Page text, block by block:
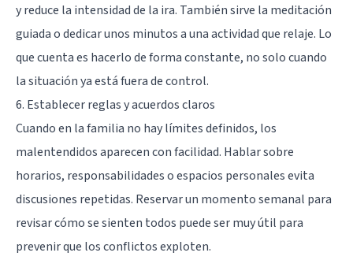
y reduce la intensidad de la ira. También sirve la meditación
guiada o dedicar unos minutos a una actividad que relaje. Lo
que cuenta es hacerlo de forma constante, no solo cuando
la situación ya está fuera de control.
6. Establecer reglas y acuerdos claros
Cuando en la familia no hay límites definidos, los
malentendidos aparecen con facilidad. Hablar sobre
horarios, responsabilidades o espacios personales evita
discusiones repetidas. Reservar un momento semanal para
revisar cómo se sienten todos puede ser muy útil para
prevenir que los conflictos exploten.